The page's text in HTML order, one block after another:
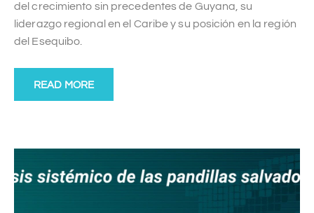
del crecimiento sin precedentes de Guyana, su
liderazgo regional en el Caribe y su posición en la región
del Esequibo.
READ MORE